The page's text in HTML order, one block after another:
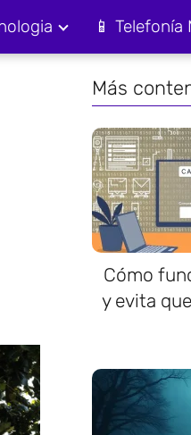
📱 Telefonía
Más
Cómo
y evita